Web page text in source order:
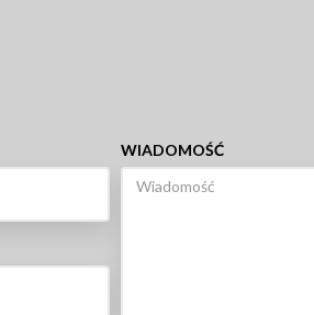
WIADOMOŚĆ